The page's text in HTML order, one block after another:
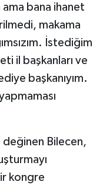
bana ihanet
makama
İstediğim
il başkanları ve
başkanıyım.
değinen Bilecen,
kongre